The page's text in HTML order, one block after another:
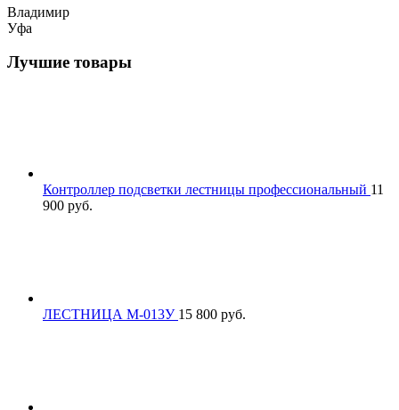
Владимир
Уфа
Лучшие товары
Контроллер подсветки лестницы профессиональный 11
900 руб.
ЛЕСТНИЦА М-013У 15 800 руб.